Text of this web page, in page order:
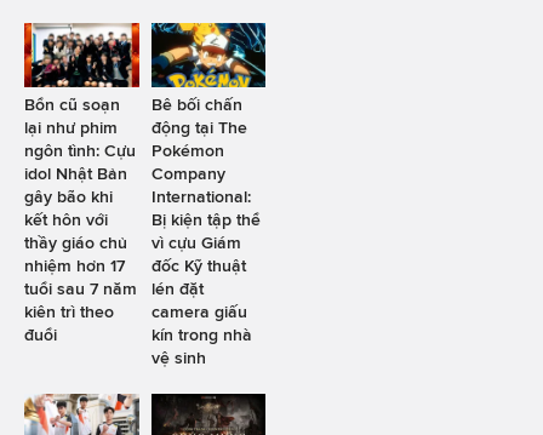
Bổn cũ soạn
lại như phim
ngôn tình: Cựu
idol Nhật Bản
gây bão khi
kết hôn với
thầy giáo chủ
nhiệm hơn 17
tuổi sau 7 năm
kiên trì theo
đuổi
Bê bối chấn
động tại The
Pokémon
Company
International:
Bị kiện tập thể
vì cựu Giám
đốc Kỹ thuật
lén đặt
camera giấu
kín trong nhà
vệ sinh